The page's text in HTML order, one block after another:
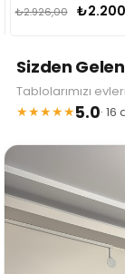
₺2.926,00
Sizden
Tablolarımızı
★★★★★5.0·